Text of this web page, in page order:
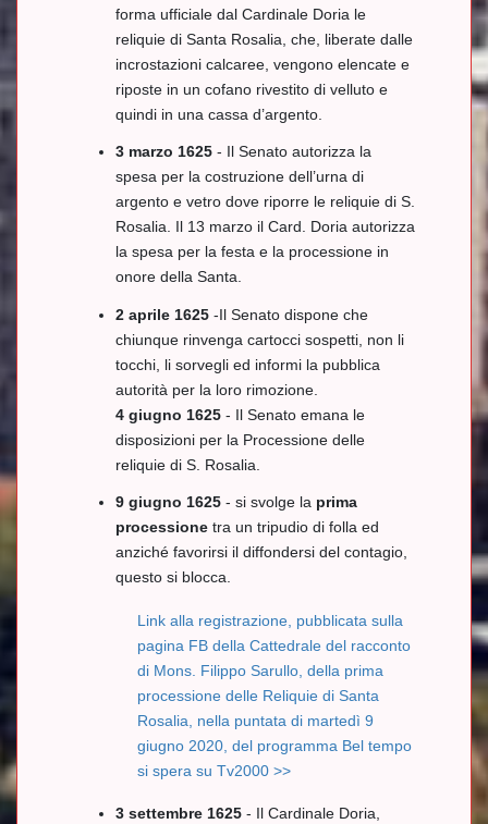
forma ufficiale dal Cardinale Doria le
reliquie di Santa Rosalia, che, liberate dalle
incrostazioni calcaree, vengono elencate e
riposte in un cofano rivestito di velluto e
quindi in una cassa d’argento.
3 marzo 1625 - Il Senato autorizza la
spesa per la costruzione dell’urna di
argento e vetro dove riporre le reliquie di S.
Rosalia. Il 13 marzo il Card. Doria autorizza
la spesa per la festa e la processione in
onore della Santa.
2 aprile 1625 -Il Senato dispone che
chiunque rinvenga cartocci sospetti, non li
tocchi, li sorvegli ed informi la pubblica
autorità per la loro rimozione.
4 giugno 1625 - Il Senato emana le
disposizioni per la Processione delle
reliquie di S. Rosalia.
9 giugno 1625 - si svolge la prima
processione tra un tripudio di folla ed
anziché favorirsi il diffondersi del contagio,
questo si blocca.
Link alla registrazione, pubblicata sulla
pagina FB della Cattedrale del racconto
di Mons. Filippo Sarullo, della prima
processione delle Reliquie di Santa
Rosalia, nella puntata di martedì 9
giugno 2020, del programma Bel tempo
si spera su Tv2000 >>
3 settembre 1625 - Il Cardinale Doria,